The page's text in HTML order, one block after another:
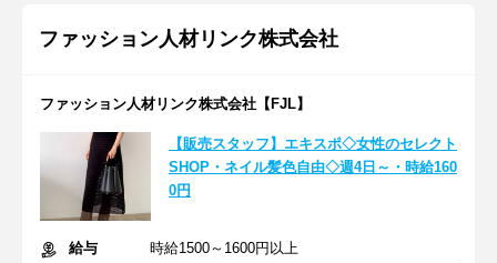
ファッション人材リンク株式会社
ファッション人材リンク株式会社【FJL】
【販売スタッフ】エキスポ◇女性のセレクト
SHOP・ネイル髪色自由◇週4日～・時給160
0円
給与
時給1500～1600円以上